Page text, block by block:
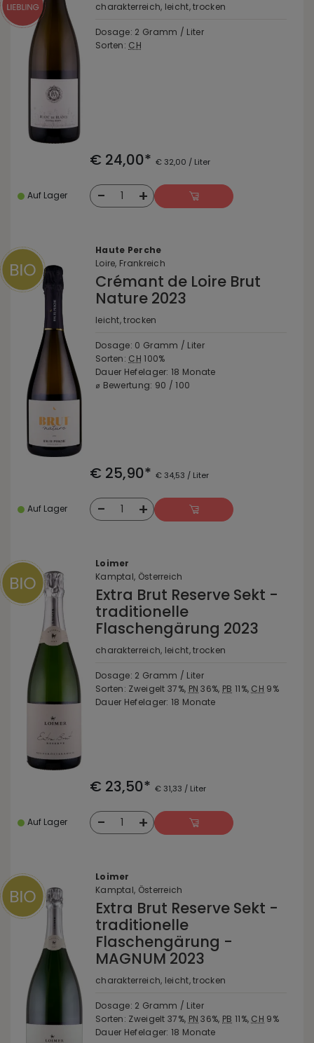
charakterreich, leicht, trocken
Dosage: 2 Gramm / Liter
Sorten: CH
€ 24,00* € 32,00 / Liter
Auf Lager - 1 +
Haute Perche
Loire, Frankreich
Crémant de Loire Brut
Nature 2023
leicht, trocken
Dosage: 0 Gramm / Liter
Sorten: CH 100%
Dauer Hefelager: 18 Monate
⌀ Bewertung: 90 / 100
€ 25,90* € 34,53 / Liter
Auf Lager - 1 +
Loimer
Kamptal, Österreich
Extra Brut Reserve Sekt -
traditionelle
Flaschengärung 2023
charakterreich, leicht, trocken
Dosage: 2 Gramm / Liter
Sorten: Zweigelt 37%, PN 36%, PB 11%, CH 9%
Dauer Hefelager: 18 Monate
€ 23,50* € 31,33 / Liter
Auf Lager - 1 +
Loimer
Kamptal, Österreich
Extra Brut Reserve Sekt -
traditionelle
Flaschengärung -
MAGNUM 2023
charakterreich, leicht, trocken
Dosage: 2 Gramm / Liter
Sorten: Zweigelt 37%, PN 36%, PB 11%, CH 9%
Dauer Hefelager: 18 Monate